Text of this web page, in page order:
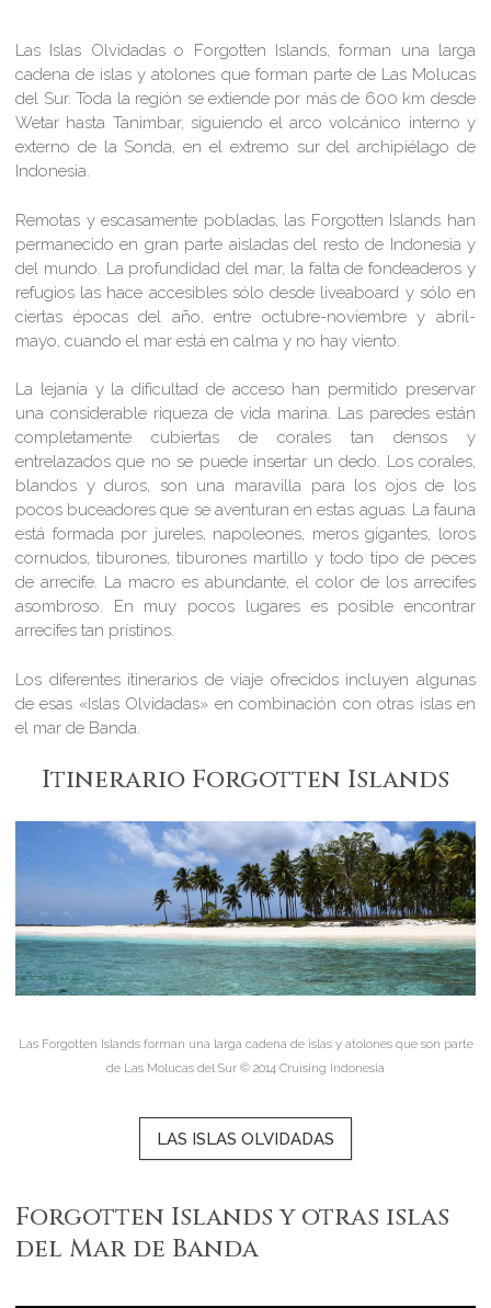
Las Islas Olvidadas o Forgotten Islands, forman una larga
cadena de islas y atolones que forman parte de Las Molucas
del Sur. Toda la región se extiende por más de 600 km desde
Wetar hasta Tanimbar, siguiendo el arco volcánico interno y
externo de la Sonda, en el extremo sur del archipiélago de
Indonesia.
Remotas y escasamente pobladas, las Forgotten Islands han
permanecido en gran parte aisladas del resto de Indonesia y
del mundo. La profundidad del mar, la falta de fondeaderos y
refugios las hace accesibles sólo desde liveaboard y sólo en
ciertas épocas del año, entre octubre-noviembre y abril-
mayo, cuando el mar está en calma y no hay viento.
La lejanía y la dificultad de acceso han permitido preservar
una considerable riqueza de vida marina. Las paredes están
completamente cubiertas de corales tan densos y
entrelazados que no se puede insertar un dedo. Los corales,
blandos y duros, son una maravilla para los ojos de los
pocos buceadores que se aventuran en estas aguas. La fauna
está formada por jureles, napoleones, meros gigantes, loros
cornudos, tiburones, tiburones martillo y todo tipo de peces
de arrecife. La macro es abundante, el color de los arrecifes
asombroso. En muy pocos lugares es posible encontrar
arrecifes tan prístinos.
Los diferentes itinerarios de viaje ofrecidos incluyen algunas
de esas «Islas Olvidadas» en combinación con otras islas en
el mar de Banda.
Itinerario Forgotten Islands
Las Forgotten Islands forman una larga cadena de islas y atolones que son parte
de Las Molucas del Sur © 2014 Cruising Indonesia
LAS ISLAS OLVIDADAS
Forgotten Islands y otras islas
del Mar de Banda